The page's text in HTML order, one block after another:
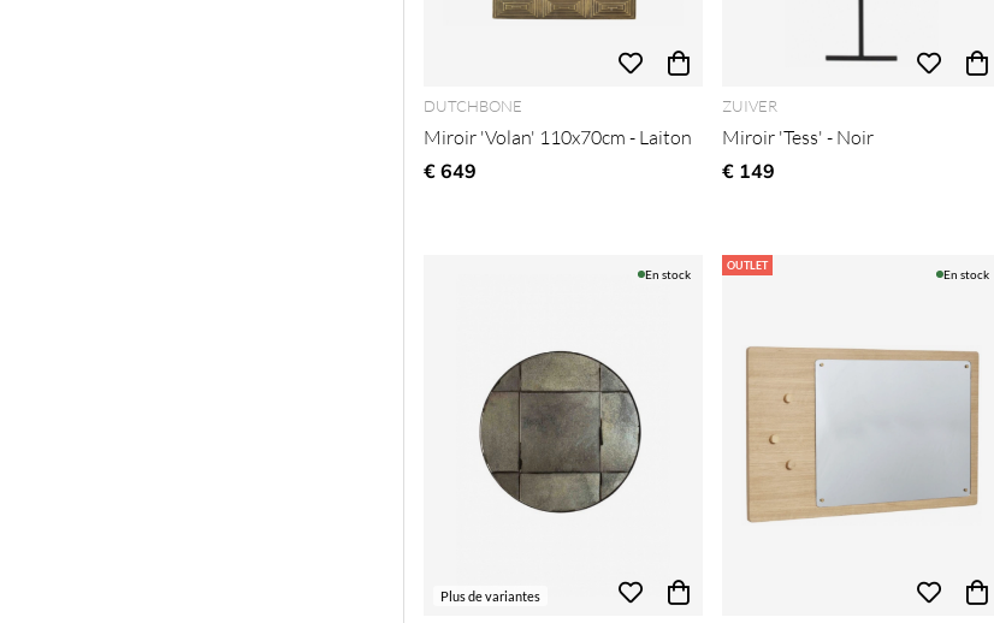
DUTCHBONE
Miroir 'Volan' 110x70cm - Laiton
€ 649
ZUIVER
Miroir 'Tess' - Noir
€ 149
Plus de variantes
En stock
OUTLET
En stock